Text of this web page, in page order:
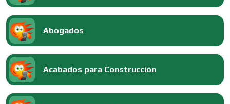
Abogados
Acabados para Construcción